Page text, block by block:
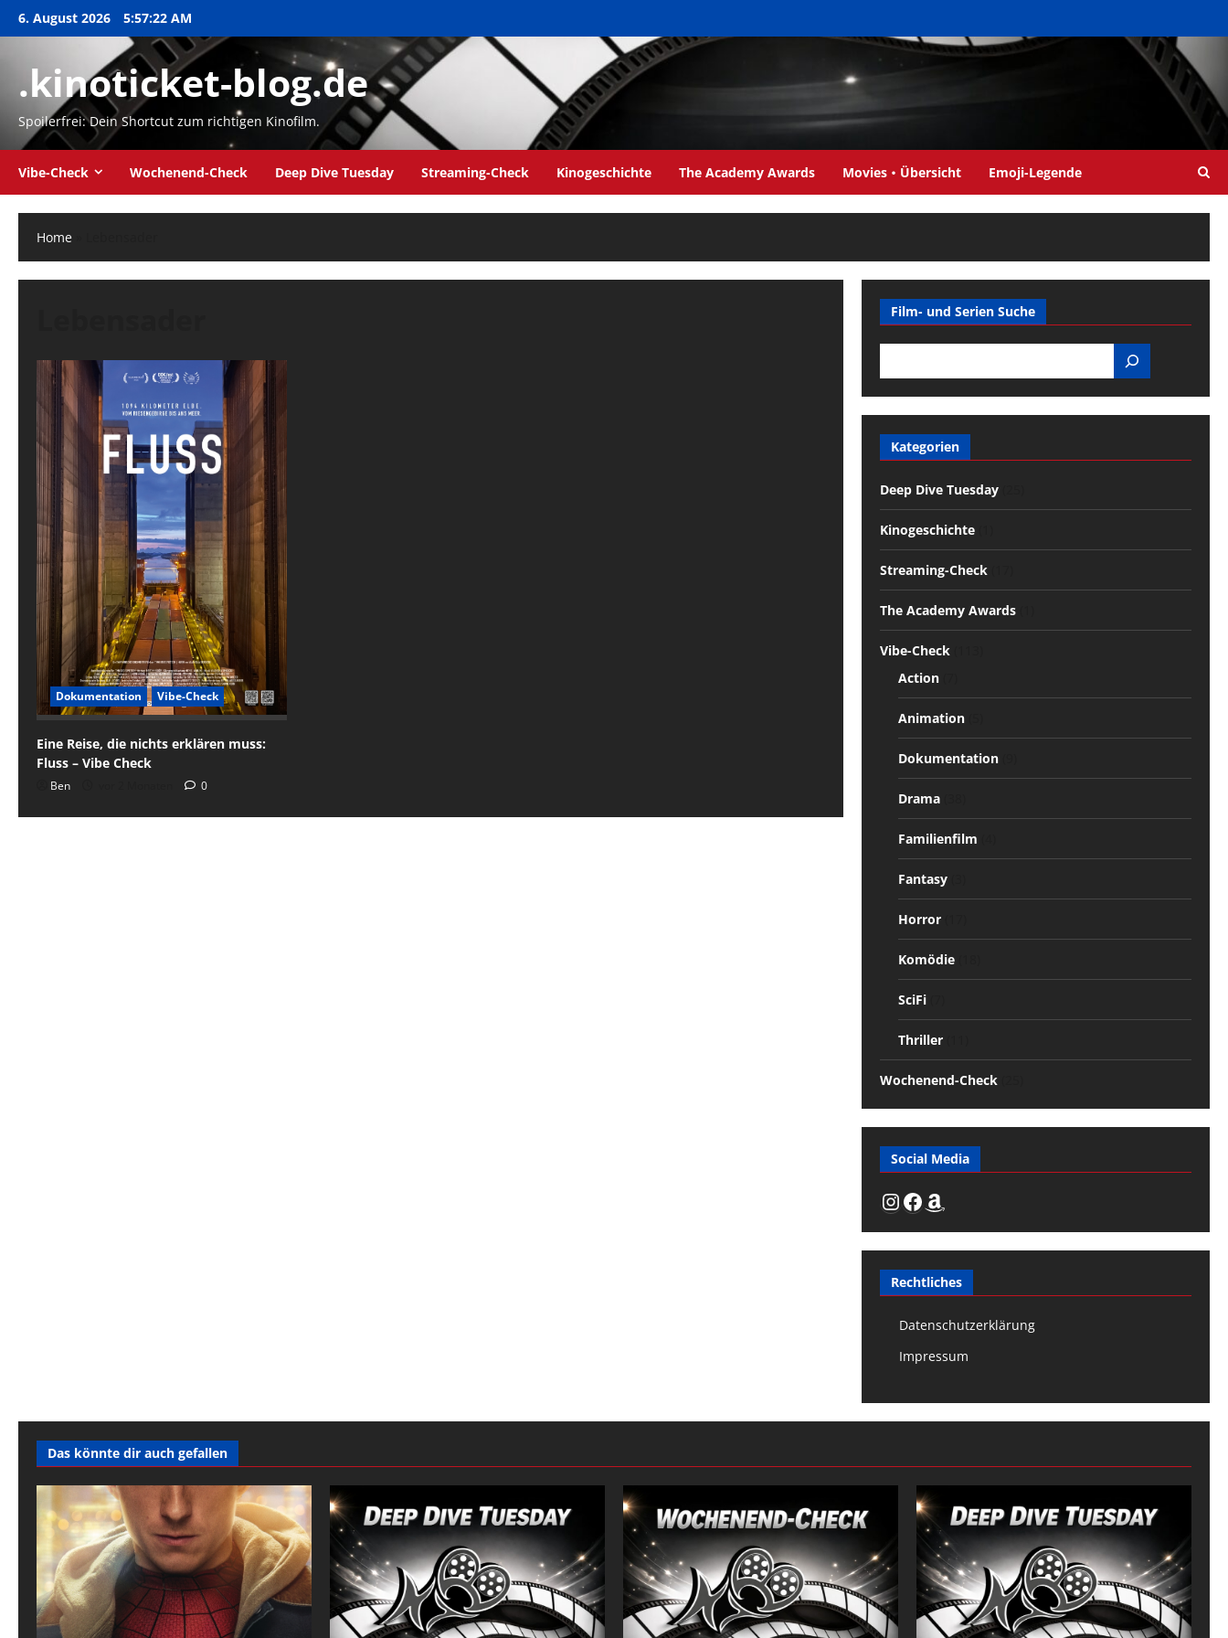
Zum6. August 2026 5:57:23 AM
.kinoticket-blog.de
Spoilerfrei: Dein Shortcut zum richtigen Kinofilm.
Vibe-Check Wochenend-Check Deep Dive Tuesday Streaming-Check Kinogeschichte The Academy Awards Movies・Übersicht Emoji-Legende
Home
Dokumentation Vibe-Check
Eine Reise, die nichts erklären muss:
Fluss – Vibe Check
Ben 0
Film- und Serien Suche
Kategorien
Deep Dive Tuesday(25)
Kinogeschichte(1)
Streaming-Check(17)
The Academy Awards(1)
Vibe-Check(113)
Action(7)
Animation(5)
Dokumentation(9)
Drama(38)
Familienfilm
Fantasy(3)
Horror(17)
Komödie(18)
SciFi(7)
Thriller(11)
Wochenend-Check(25)
Social Media
Instagram
Facebook
Amazon
Rechtliches
Datenschutzerklärung
Impressum
Das könnte dir auch gefallen